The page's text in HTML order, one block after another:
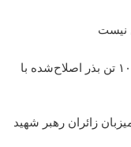
نیست
رکوردشکنی در تولید بذر کلزا؛ برداشت ۱۰۹ تن بذر اصلاح‌شده با
زائران رهبر شهید